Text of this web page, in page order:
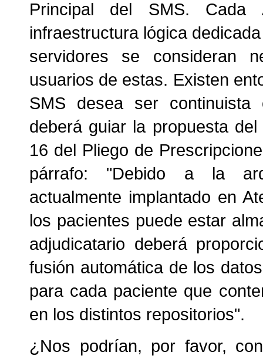
Principal del SMS.
infraestructura lógica
servidores se consideran
usuarios de estas. Existen
SMS desea ser continuista
deberá guiar la propuesta
16 del Pliego de
párrafo: "Debido a la
actualmente implantado en
los pacientes puede estar
adjudicatario deberá
fusión automática de los
para cada paciente que
en los distintos repositorios".
¿Nos podrían, por favor,